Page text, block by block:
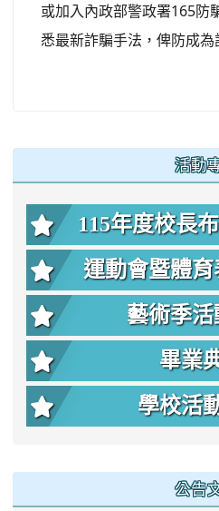
或加入內政部警政署165防
悉最新詐騙手法，俾防成為
活動
115年度校長
運動會暨體
藝術季活
畢業
學校活
公告